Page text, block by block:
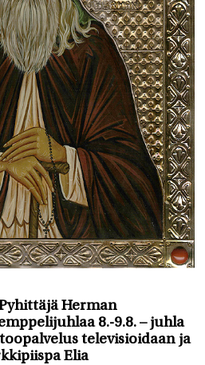
Herman
8.-9.8. – juhla
televisioidaan ja
Elia